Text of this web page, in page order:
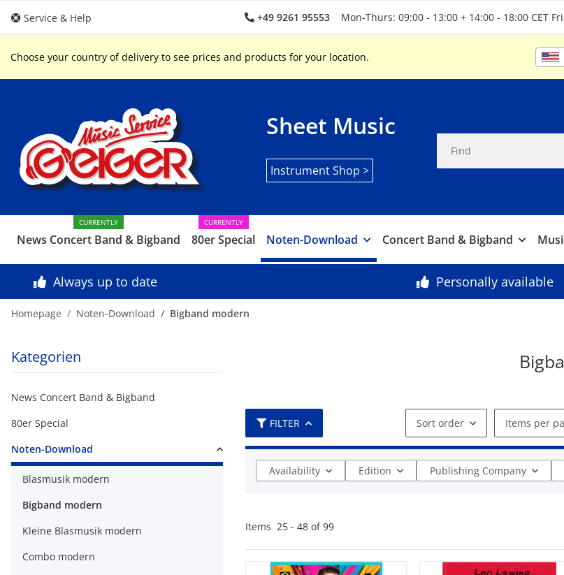
Service & Help +49 9261 95553 Mon-Thurs: 09:00 - 13:00 + 14:00 - 18:00 CET
Choose your country of delivery to see prices and products for your location.
Sheet Music
Instrument Shop >
News Concert Band & Bigband
CURRENTLY
80er Special
CURRENTLY
Noten-Download Concert Band & Bigband
Always up to date Personally available
Homepage Noten-Download Bigband modern
FILTER Sort order Items per
Availability Edition Publishing Company
Items 25 - 48 of99
Kategorien
News Concert Band & Bigband
80er Special
Noten-Download
Blasmusik modern
Bigband modern
Kleine Blasmusik modern
Combo modern